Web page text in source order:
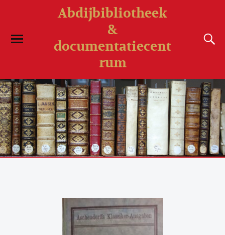
Abdijbibliotheek
&
documentatiecent
rum